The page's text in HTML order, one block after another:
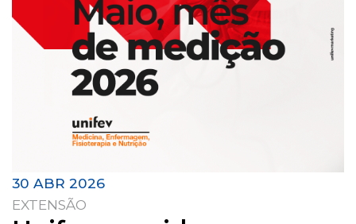
30 ABR 2026
EXTENSÃO